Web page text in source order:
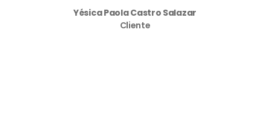
Yésica Paola Castro Salazar
Cliente